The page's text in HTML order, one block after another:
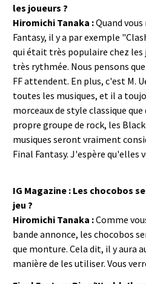
les joueurs ?
Hiromichi Tanaka :Quand
Fantasy, il y a par exemple
qui était très populaire chez
très rythmée. Nous pensons
FF attendent. En plus, c'est M.
toutes les musiques, et il a
morceaux de style classique
propre groupe de rock, les
musiques seront vraiment
Final Fantasy. J'espère qu'elles
IG Magazine : Les chocobos
jeu ?
Hiromichi Tanaka :Comme
bande annonce, les chocobos
que monture. Cela dit, il y aura
manière de les utiliser. Vous